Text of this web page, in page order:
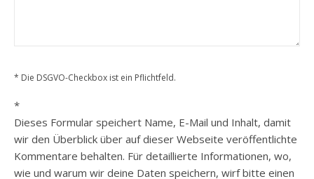
* Die DSGVO-Checkbox ist ein Pflichtfeld.
*
Dieses Formular speichert Name, E-Mail und Inhalt, damit
wir den Überblick über auf dieser Webseite veröffentlichte
Kommentare behalten. Für detaillierte Informationen, wo,
wie und warum wir deine Daten speichern, wirf bitte einen